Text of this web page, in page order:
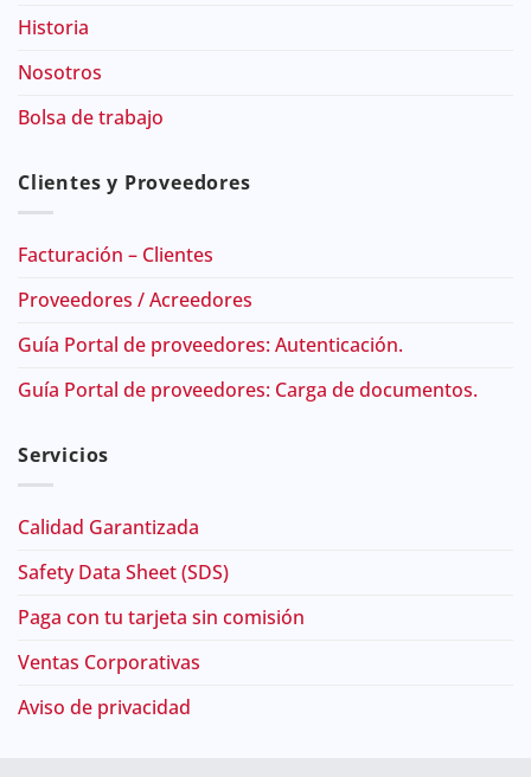
Historia
Nosotros
Bolsa de trabajo
Clientes y Proveedores
Facturación – Clientes
Proveedores / Acreedores
Guía Portal de proveedores: Autenticación.
Guía Portal de proveedores: Carga de documentos.
Servicios
Calidad Garantizada
Safety Data Sheet (SDS)
Paga con tu tarjeta sin comisión
Ventas Corporativas
Aviso de privacidad